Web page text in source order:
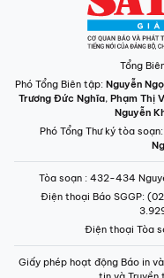
Tổng
Phó Tổng Biên tập: Nguyễn
Trương Đức Nghĩa, Phạm Thị
Nguyễn
Phó Tổng Thư ký tòa soạn:
Tòa soạn : 432-434
Điện thoại Báo SGGP:
Điện thoại Tòa
Giấy phép hoạt động Báo in